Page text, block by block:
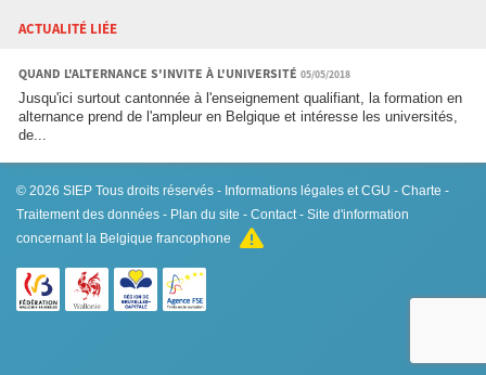
ACTUALITÉ LIÉE
QUAND L'ALTERNANCE S'INVITE À L'UNIVERSITÉ 05/05/2018
Jusqu'ici surtout cantonnée à l'enseignement qualifiant, la formation en
alternance prend de l'ampleur en Belgique et intéresse les universités,
de...
© 2026 SIEP Tous droits réservés - Informations légales et CGU - Charte -
Traitement des données - Plan du site - Contact- Site d'information
concernant la Belgique francophone